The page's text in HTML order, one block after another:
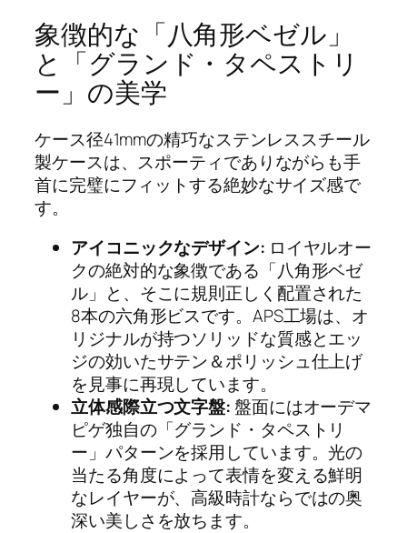
象徴的な「八角形ベゼル」
と「グランド・タペストリ
ー」の美学
ケース径41mmの精巧なステンレススチール
製ケースは、スポーティでありながらも手
首に完璧にフィットする絶妙なサイズ感で
す。
アイコニックなデザイン: ロイヤルオー
クの絶対的な象徴である「八角形ベゼ
ル」と、そこに規則正しく配置された
8本の六角形ビスです。APS工場は、オ
リジナルが持つソリッドな質感とエッ
ジの効いたサテン＆ポリッシュ仕上げ
を見事に再現しています。
立体感際立つ文字盤: 盤面にはオーデマ
ピゲ独自の「グランド・タペストリ
ー」パターンを採用しています。光の
当たる角度によって表情を変える鮮明
なレイヤーが、高級時計ならではの奥
深い美しさを放ちます。